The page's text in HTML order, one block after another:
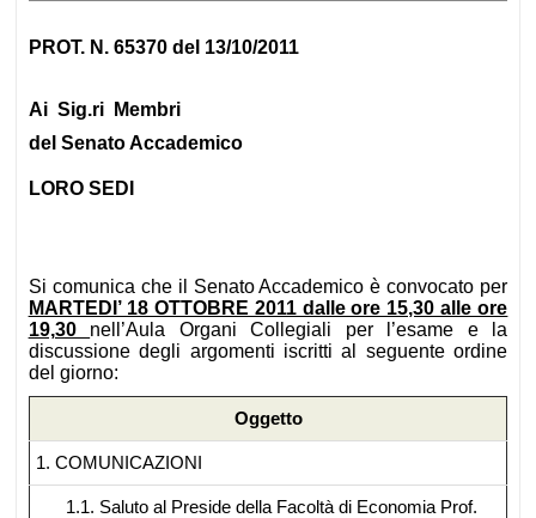
PROT. N. 65370 del 13/10/2011
Ai Sig.ri Membri
del Senato Accademico
LORO SEDI
Si comunica che il Senato Accademico è convocato per
MARTEDI’ 18 OTTOBRE 2011 dalle ore 15,30 alle ore
19,30 nell’Aula Organi Collegiali per l’esame e la
discussione degli argomenti iscritti al seguente ordine
del giorno:
Oggetto
1. COMUNICAZIONI
1.1. Saluto al Preside della Facoltà di Economia Prof.